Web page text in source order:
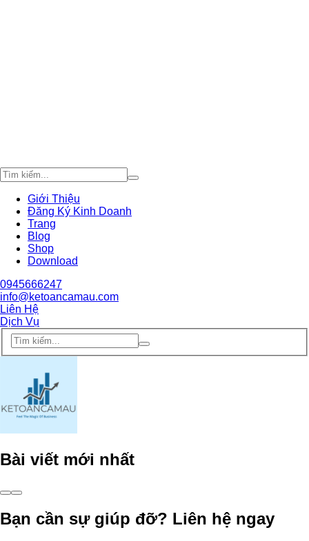
Giới Thiệu
Đăng Ký Kinh Doanh
Trang
Blog
Shop
Download
0945666247
info@ketoancamau.com
Liên Hệ
Dịch Vụ
Bài viết mới nhất
Bạn cần sự giúp đỡ? Liên hệ ngay